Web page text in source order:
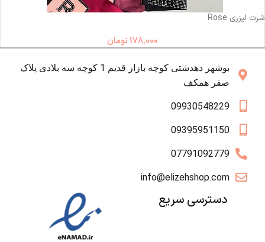
شرت لیزری Rose
178,000 تومان
بوشهر دهدشتی کوچه بازار قدیم 1 کوچه سه بلادی پلاک
صفر همکف
09930548229
09395951150
07791092779
info@elizehshop.com
دسترسی سریع